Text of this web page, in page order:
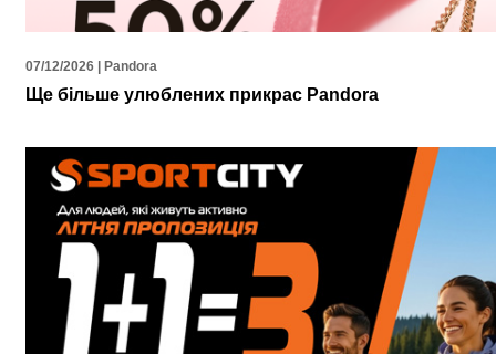
07/12/2026 | Pandora
Ще більше улюблених прикрас Pandora